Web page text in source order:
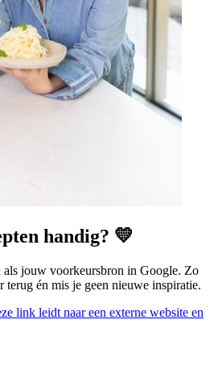
handig? 💛
jouw voorkeursbron in Google. Zo
terug én mis je geen nieuwe inspiratie.
link leidt naar een externe website en